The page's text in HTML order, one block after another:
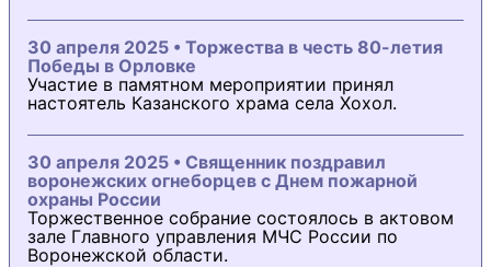
30 апреля 2025 • Торжества в честь 80-летия
Победы в Орловке
Участие в памятном мероприятии принял
настоятель Казанского храма села Хохол.
30 апреля 2025 • Священник поздравил
воронежских огнеборцев с Днем пожарной
охраны России
Торжественное собрание состоялось в актовом
зале Главного управления МЧС России по
Воронежской области.